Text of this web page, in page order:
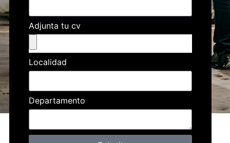
Adjunta tu cv
Localidad
Departamento